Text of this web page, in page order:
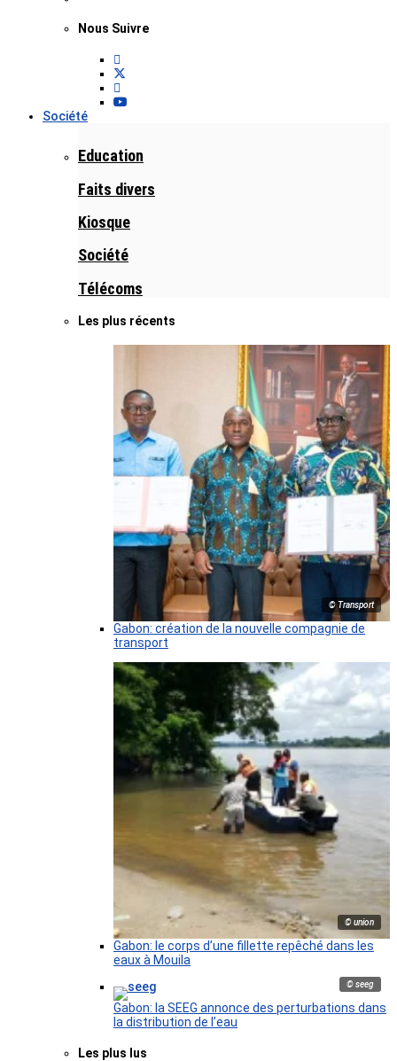
Nous Suivre
Société
Education
Faits divers
Kiosque
Société
Télécoms
Les plus récents
© Transport
Gabon: création de la nouvelle compagnie de
transport
© union
Gabon: le corps d’une fillette repêché dans les
eaux à Mouila
© seeg
Gabon: la SEEG annonce des perturbations dans
la distribution de l’eau
Les plus lus